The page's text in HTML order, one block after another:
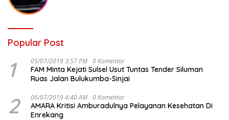
Popular Post
1 05/07/2019 3:57 PM 0 Komentar
FAM Minta Kejati Sulsel Usut Tuntas Tender Siluman
Ruas Jalan Bulukumba-Sinjai
2 06/07/2019 4:40 AM 0 Komentar
AMARA Kritisi Amburadulnya Pelayanan Kesehatan Di
Enrekang